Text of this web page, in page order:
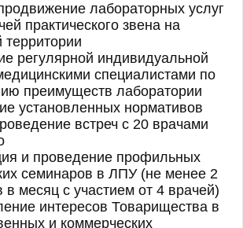
лабораторных услуг
практического звена на
территории
регулярной индивидуальной
специалистами по
преимуществ лаборатории
установленных нормативов
встреч с 20 врачами
и проведение профильных
семинаров в ЛПУ (не менее 2
в месяц с участием от 4 врачей)
интересов Товарищества в
и коммерческих